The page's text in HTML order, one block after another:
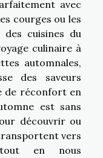
avec
courges ou les
cuisines du
culinaire à
automnales,
des saveurs
de réconfort en
est sans
découvrir ou
vers
en nous